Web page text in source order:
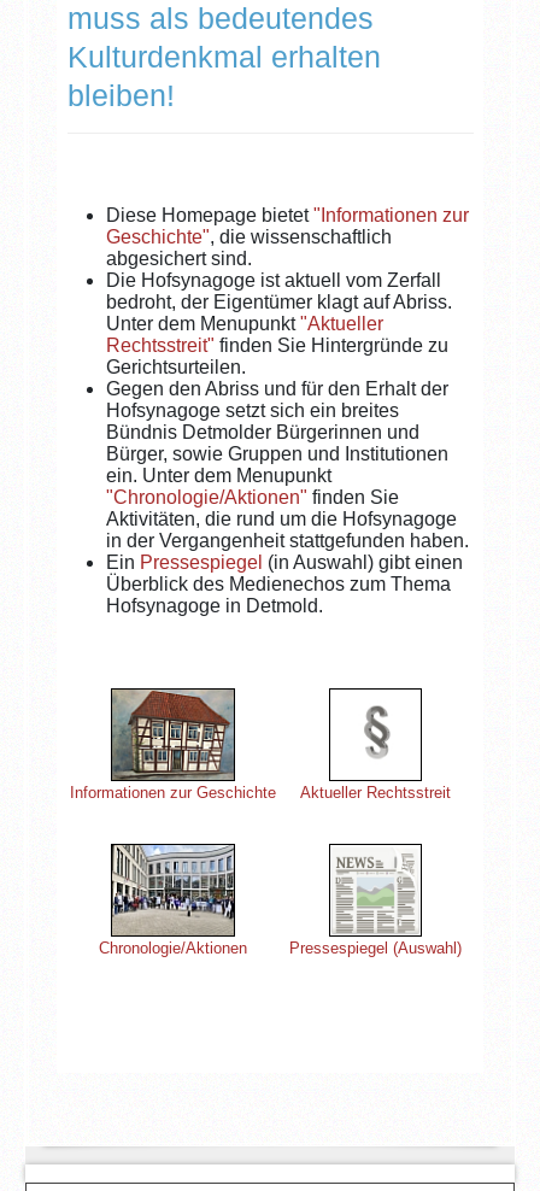
muss als bedeutendes
Kulturdenkmal erhalten
bleiben!
Diese Homepage bietet"Informationen zur
Geschichte", die wissenschaftlich
abgesichert sind.
Die Hofsynagoge ist aktuell vom Zerfall
bedroht, der Eigentümer klagt auf Abriss.
Unter dem Menupunkt"Aktueller
Rechtsstreit" finden Sie Hintergründe zu
Gerichtsurteilen.
Gegen den Abriss und für den Erhalt der
Hofsynagoge setzt sich ein breites
Bündnis Detmolder Bürgerinnen und
Bürger, sowie Gruppen und Institutionen
ein. Unter dem Menupunkt
"Chronologie/Aktionen" finden Sie
Aktivitäten, die rund um die Hofsynagoge
in der Vergangenheit stattgefunden haben.
Ein Pressespiegel (in Auswahl) gibt einen
Überblick des Medienechos zum Thema
Hofsynagoge in Detmold.
Informationen zur Geschichte Aktueller Rechtsstreit
Chronologie/Aktionen Pressespiegel (Auswahl)